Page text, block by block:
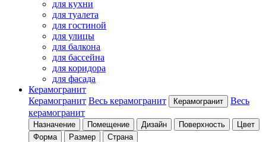
для кухни
для туалета
для гостиной
для улицы
для балкона
для бассейна
для коридора
для фасада
Керамогранит
Керамогранит Весь керамогранит Керамогранит
Весь
керамогранит
Назначение Помещение Дизайн Поверхность
Цвет
Форма
Размер Страна